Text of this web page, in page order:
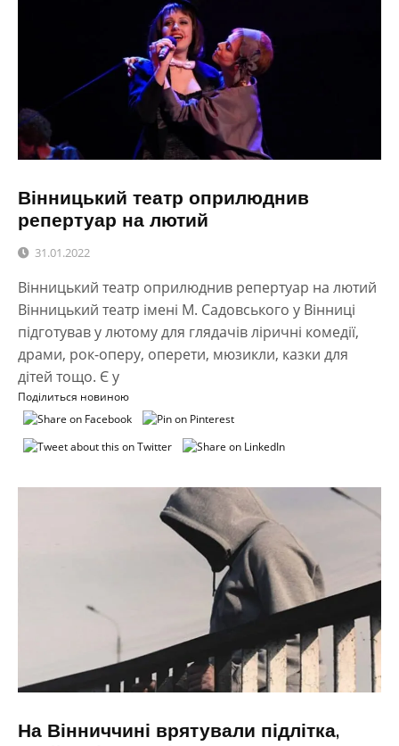
Вінницький театр оприлюднив
репертуар на лютий
31.01.2022
Вінницький театр оприлюднив репертуар на лютий
Вінницький театр імені М. Садовського у Вінниці
підготував у лютому для глядачів ліричні комедії,
драми, рок-оперу, оперети, мюзикли, казки для
дітей тощо. Є у
Поділиться новиною
На Вінниччині врятували підлітка,